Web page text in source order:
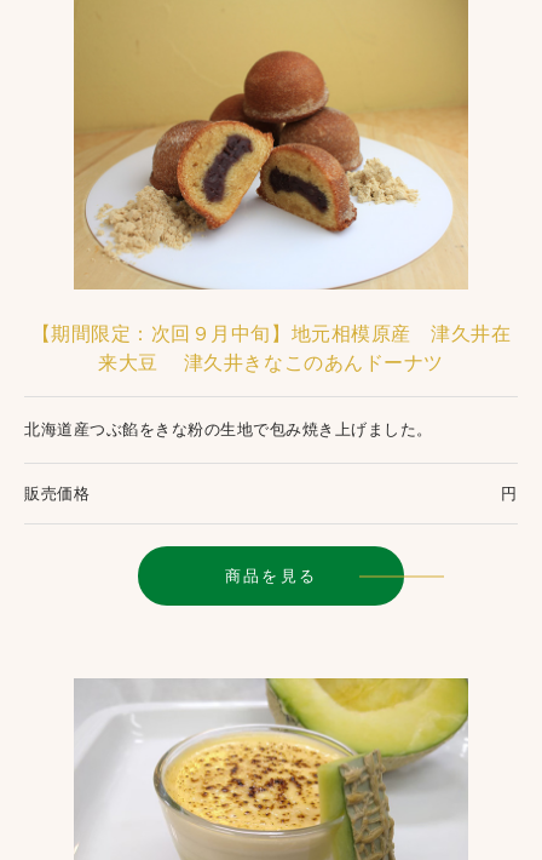
【期間限定：次回９月中旬】地元相模原産 津久井在
来大豆 津久井きなこのあんドーナツ
北海道産つぶ餡をきな粉の生地で包み焼き上げました。
販売価格 円
商品を見る